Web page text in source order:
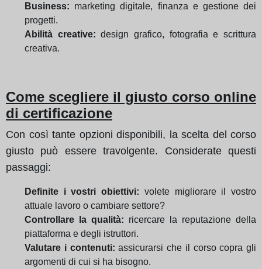
Business: marketing digitale, finanza e gestione dei
progetti.
Abilità creative: design grafico, fotografia e scrittura
creativa.
Come scegliere il giusto corso online
di certificazione
Con così tante opzioni disponibili, la scelta del corso
giusto può essere travolgente. Considerate questi
passaggi:
Definite i vostri obiettivi: volete migliorare il vostro
attuale lavoro o cambiare settore?
Controllare la qualità: ricercare la reputazione della
piattaforma e degli istruttori.
Valutare i contenuti: assicurarsi che il corso copra gli
argomenti di cui si ha bisogno.